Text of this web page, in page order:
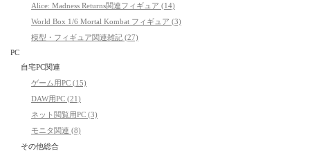
Alice: Madness Returns関連フィギュア (14)
World Box 1/6 Mortal Kombat フィギュア (3)
模型・フィギュア関連雑記 (27)
PC
自宅PC関連
ゲーム用PC (15)
DAW用PC (21)
ネット閲覧用PC (3)
モニタ関連 (8)
その他総合